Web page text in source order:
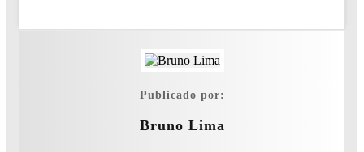
Publicado por:
Bruno Lima